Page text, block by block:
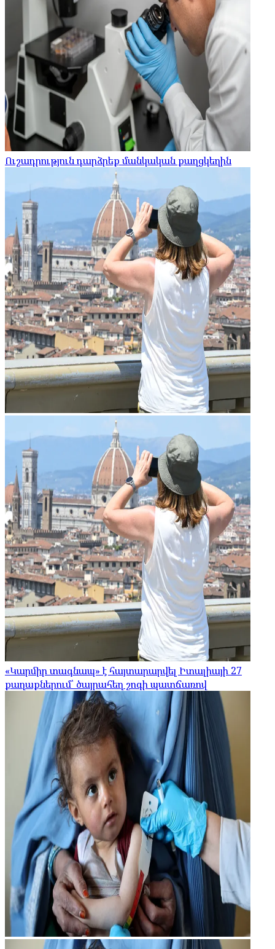
Ուշադրություն դարձրեք մանկական քաղցկեղին
«Կարմիր տագնապ» է հայտարարվել Իտալիայի 27
քաղաքներում՝ ծայրահեղ շոգի պատճառով